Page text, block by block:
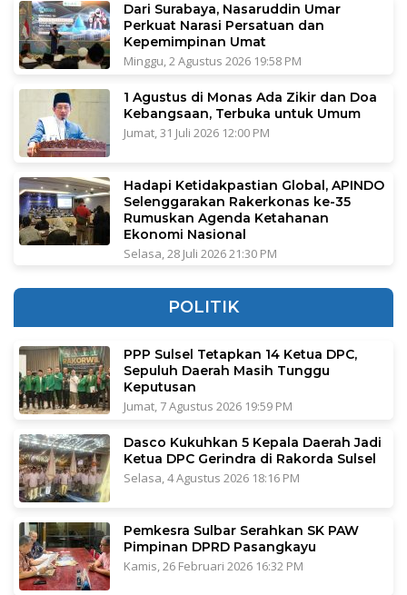
Dari Surabaya, Nasaruddin Umar
Perkuat Narasi Persatuan dan
Kepemimpinan Umat
Minggu, 2 Agustus 2026 19:58 PM
1 Agustus di Monas Ada Zikir dan Doa
Kebangsaan, Terbuka untuk Umum
Jumat, 31 Juli 2026 12:00 PM
Hadapi Ketidakpastian Global, APINDO
Selenggarakan Rakerkonas ke-35
Rumuskan Agenda Ketahanan
Ekonomi Nasional
Selasa, 28 Juli 2026 21:30 PM
POLITIK
PPP Sulsel Tetapkan 14 Ketua DPC,
Sepuluh Daerah Masih Tunggu
Keputusan
Jumat, 7 Agustus 2026 19:59 PM
Dasco Kukuhkan 5 Kepala Daerah Jadi
Ketua DPC Gerindra di Rakorda Sulsel
Selasa, 4 Agustus 2026 18:16 PM
Pemkesra Sulbar Serahkan SK PAW
Pimpinan DPRD Pasangkayu
Kamis, 26 Februari 2026 16:32 PM